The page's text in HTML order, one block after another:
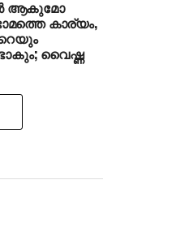
ആകുമോ
കാര്യം,
വൈഷ്ണ